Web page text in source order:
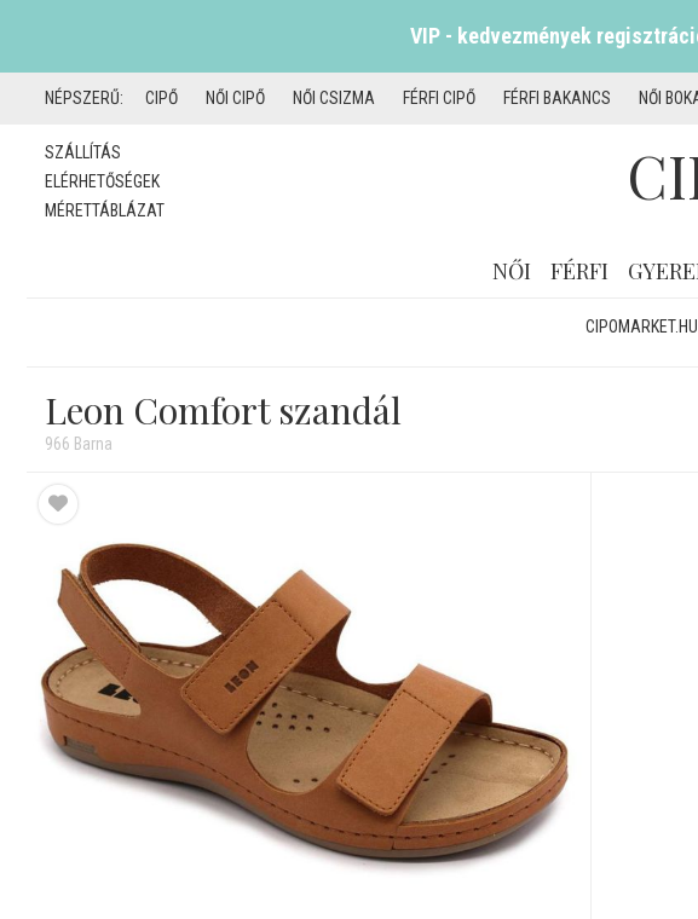
VIP - kedvezmények
NÉPSZERŰ: CIPŐ NŐI CIPŐ NŐI CSIZMA FÉRFI CIPŐ FÉRFI BAKANCS NŐI
SZÁLLÍTÁS
ELÉRHETŐSÉGEK
MÉRETTÁBLÁZAT
NŐI FÉRFI
CIPOMARKET.HU
Leon Comfort szandál
966 Barna